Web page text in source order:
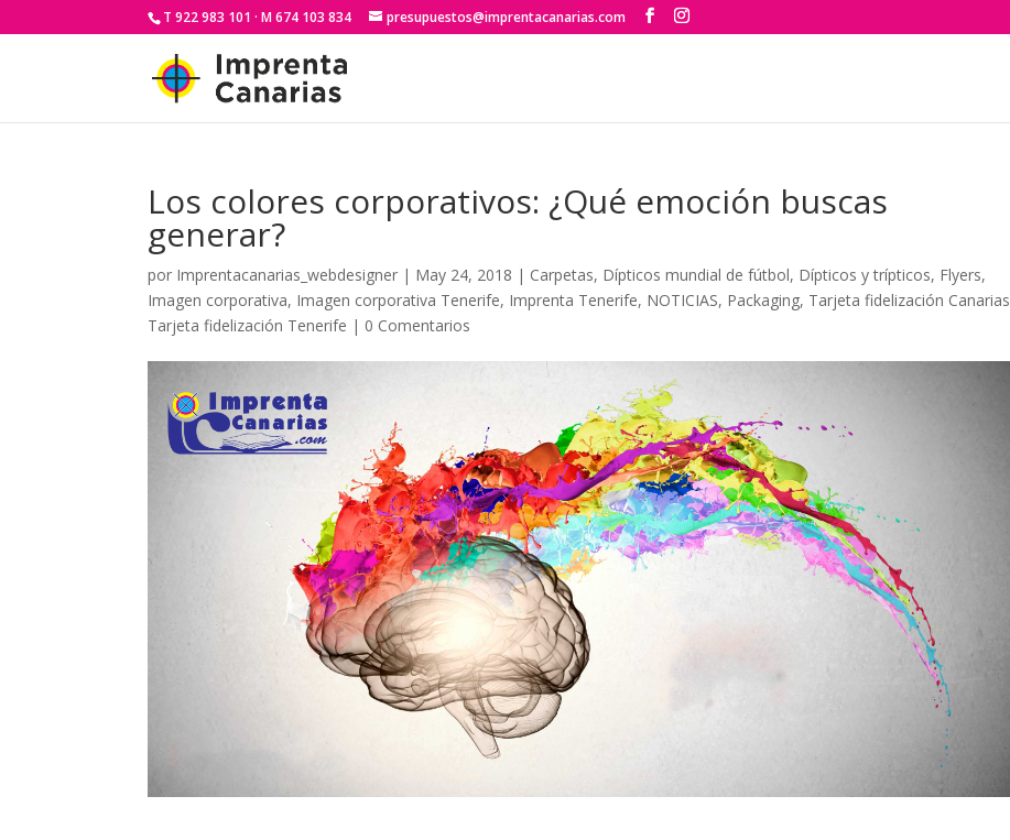
T 922 983 101 · M 674 103 834 presupuestos@imprentacanarias.com
Los colores corporativos: ¿Qué emoción buscas
generar?
por Imprentacanarias_webdesigner | May 24, 2018 | Carpetas, Dípticos mundial de fútbol, Dípticos y trípticos, Flyers,
Imagen corporativa, Imagen corporativa Tenerife, Imprenta Tenerife, NOTICIAS, Packaging, Tarjeta fidelización Canarias
Tarjeta fidelización Tenerife | 0 Comentarios